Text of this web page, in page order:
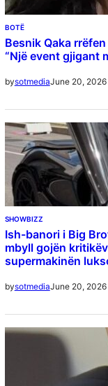
BOTË
Besnik Qaka
“Një event gjigant
bysotmediaJune 20, 2026
SHOWBIZZ
Ish-banori i Big
mbyll gojën
supermakinën
bysotmediaJune 20, 2026